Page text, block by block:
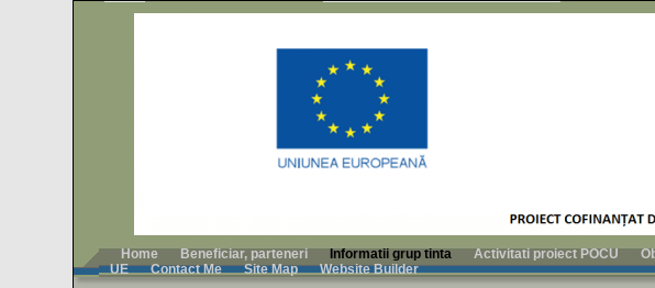
Home Beneficiar, parteneri Informatii grup tinta Activitati proiect POCU
UE
Contact Me Site Map Website Builder